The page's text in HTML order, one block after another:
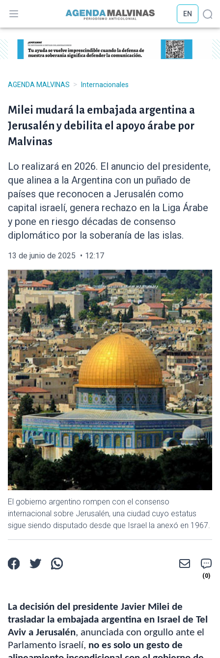
Abrir menú
EN
AGENDA MALVINAS > Internacionales
Milei mudará la embajada argentina a
Jerusalén y debilita el apoyo árabe por
Malvinas
Lo realizará en 2026. El anuncio del presidente,
que alinea a la Argentina con un puñado de
países que reconocen a Jerusalén como
capital israelí, genera rechazo en la Liga Árabe
y pone en riesgo décadas de consenso
diplomático por la soberanía de las islas.
13 de junio de 2025 12:17
El gobierno argentino rompen con el consenso
internacional sobre Jerusalén, una ciudad cuyo estatus
sigue siendo disputado desde que Israel la anexó en 1967.
La decisión del presidente Javier Milei de
trasladar la embajada argentina en Israel de Tel
Aviv a Jerusalén, anunciada con orgullo ante el
Parlamento israelí, no es solo un gesto de